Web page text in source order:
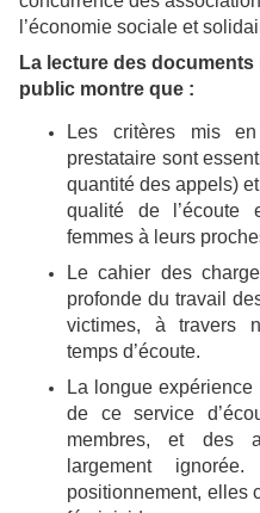
l’économie sociale et
La lecture des
public montre que :
Les critères mis
prestataire sont
quantité des appels)
qualité de l’écoute
femmes à leurs
Le cahier des
profonde du travail
victimes, à travers
temps d’écoute.
La longue
de ce service
membres, et des
largement
positionnement, elles